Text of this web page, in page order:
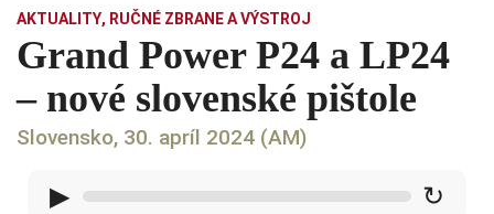
AKTUALITY, RUČNÉ ZBRANE A VÝSTROJ
Grand Power P24 a LP24
– nové slovenské pištole
Slovensko, 30. apríl 2024 (AM)
▶ ↻